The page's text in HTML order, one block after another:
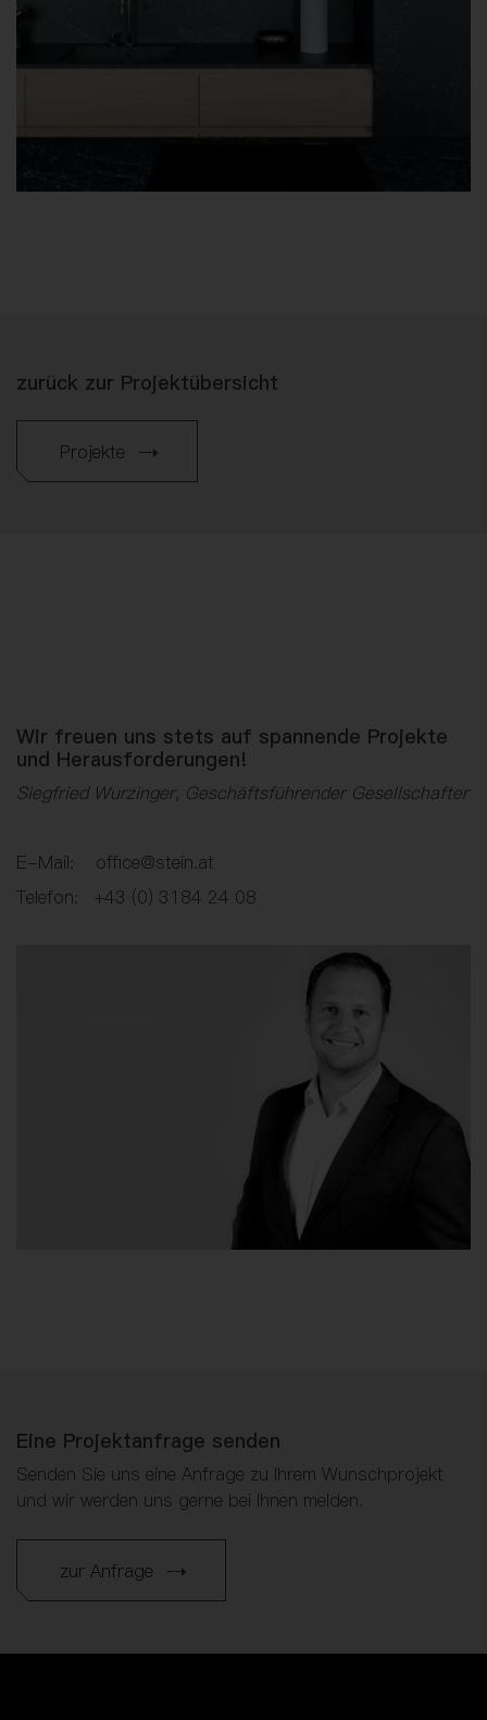
zurück zur Projektübersicht
Projekte
Wir freuen uns stets auf spannende Projekte
und Herausforderungen!
Siegfried Wurzinger, Geschäftsführender Gesellschafter
E-Mail: office@stein.at
Telefon: +43 (0) 3184 24 08
Eine Projektanfrage senden
Senden Sie uns eine Anfrage zu Ihrem Wunschprojekt
und wir werden uns gerne bei Ihnen melden.
zur Anfrage